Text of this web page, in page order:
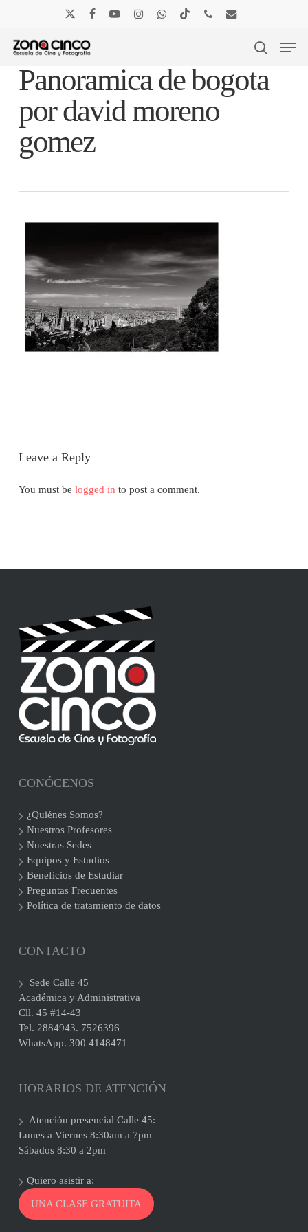
main
content
twitter
whatsapptiktok
Menu
Panoramica de bogota
por david moreno
gomez
Leave a Reply
You must be logged in to post a comment.
CONÓCENOS
¿Quiénes Somos?
Nuestros Profesores
Nuestras Sedes
Equipos y Estudios
Beneficios de Estudiar
Preguntas Frecuentes
Política de tratamiento de datos
CONTACTO
Sede Calle 45
Académica y Administrativa
Cll. 45 #14-43
Tel. 2884943. 7526396
WhatsApp. 300 4148471
HORARIOS DE ATENCIÓN
Atención presencial Calle 45:
Lunes a Viernes 8:30am a 7pm
Sábados 8:30 a 2pm
Quiero asistir a:
UNA CLASE GRATUITA